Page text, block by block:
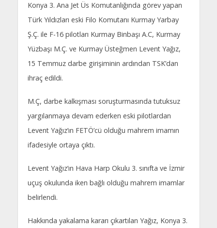
Konya 3. Ana Jet Üs Komutanlığında görev yapan
Türk Yıldızları eski Filo Komutanı Kurmay Yarbay
Ş.Ç. ile F-16 pilotları Kurmay Binbaşı A.C, Kurmay
Yüzbaşı M.Ç. ve Kurmay Üsteğmen Levent Yağız,
15 Temmuz darbe girişiminin ardından TSK’dan
ihraç edildi.
M.Ç, darbe kalkışması soruşturmasında tutuksuz
yargılanmaya devam ederken eski pilotlardan
Levent Yağız’ın FETÖ’cü olduğu mahrem imamın
ifadesiyle ortaya çıktı.
Levent Yağız’ın Hava Harp Okulu 3. sınıfta ve İzmir
uçuş okulunda iken bağlı olduğu mahrem imamlar
belirlendi.
Hakkında yakalama kararı çıkartılan Yağız, Konya 3.